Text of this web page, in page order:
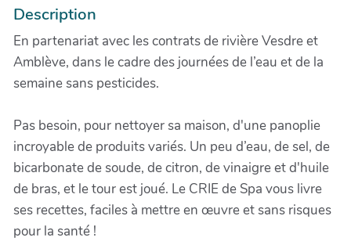
Description
En partenariat avec les contrats de rivière Vesdre et
Amblève, dans le cadre des journées de l’eau et de la
semaine sans pesticides.
Pas besoin, pour nettoyer sa maison, d'une panoplie
incroyable de produits variés. Un peu d’eau, de sel, de
bicarbonate de soude, de citron, de vinaigre et d'huile
de bras, et le tour est joué. Le CRIE de Spa vous livre
ses recettes, faciles à mettre en œuvre et sans risques
pour la santé !